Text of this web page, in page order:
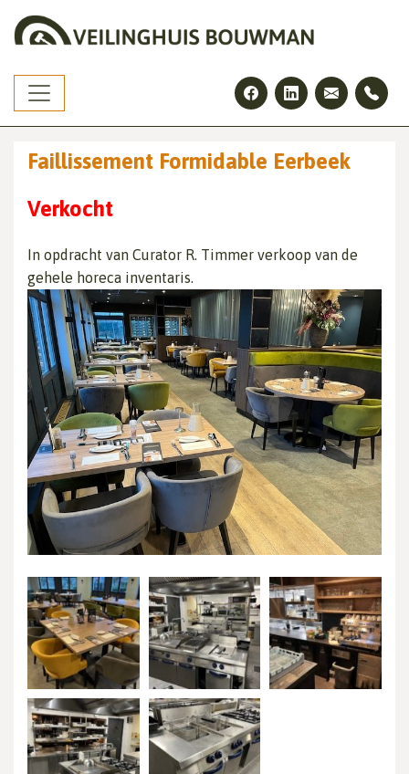
content
Faillissement Formidable Eerbeek
Verkocht
In opdracht van Curator R. Timmer verkoop van de
gehele horeca inventaris.